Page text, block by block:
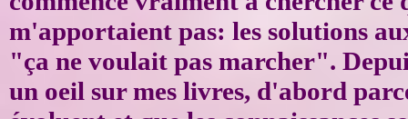
m'apportaient pas: les solutions
"ça ne voulait pas marcher".
un oeil sur mes livres, d'abord